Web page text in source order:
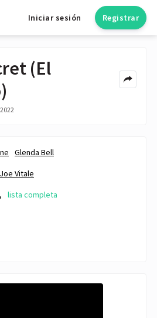
Iniciar sesión Registrar
(El
Glenda Bell
Joe Vitale
lista completa